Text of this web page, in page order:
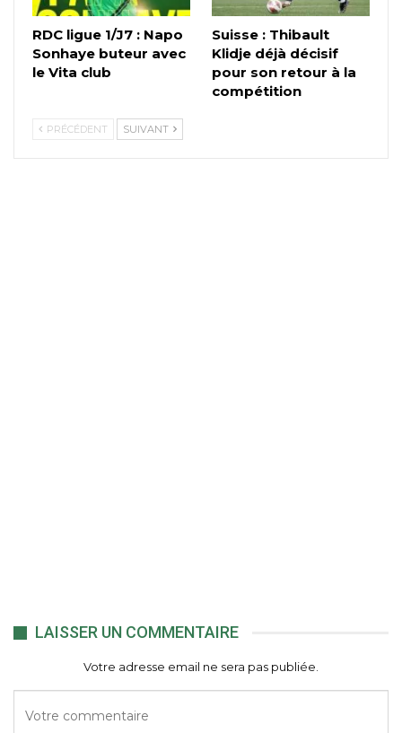
RDC ligue 1/J7 : Napo
Sonhaye buteur avec
le Vita club
Suisse : Thibault
Klidje déjà décisif
pour son retour à la
compétition
PRÉCÉDENT SUIVANT
LAISSER UN COMMENTAIRE
Votre adresse email ne sera pas publiée.